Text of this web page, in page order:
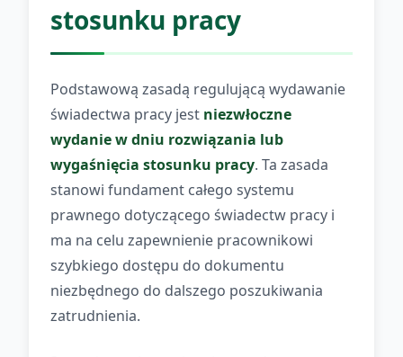
stosunku pracy
Podstawową zasadą regulującą wydawanie
świadectwa pracy jest niezwłoczne
wydanie w dniu rozwiązania lub
wygaśnięcia stosunku pracy. Ta zasada
stanowi fundament całego systemu
prawnego dotyczącego świadectw pracy i
ma na celu zapewnienie pracownikowi
szybkiego dostępu do dokumentu
niezbędnego do dalszego poszukiwania
zatrudnienia.